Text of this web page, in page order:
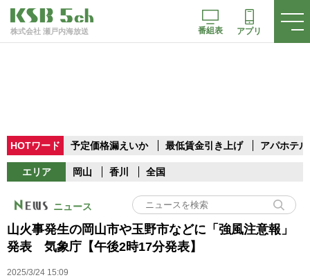
株式会社 瀬戸内海放送 番組表 アプリ
HOTワード 予定価格漏えいか 最低賃金引き上げ アパホテル
エリア 岡山 香川 全国
ニュース
山火事発生の岡山市や玉野市などに「強風注意報」
発表 気象庁【午後2時17分発表】
2025/3/24 15:09